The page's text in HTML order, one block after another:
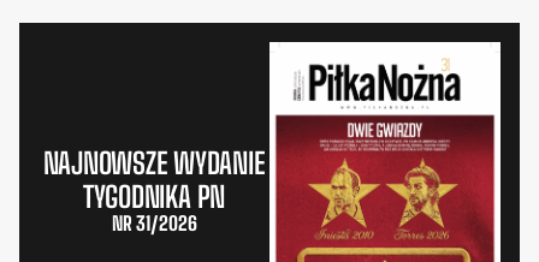
NAJNOWSZE WYDANIE
TYGODNIKA PN
NR 31/2026